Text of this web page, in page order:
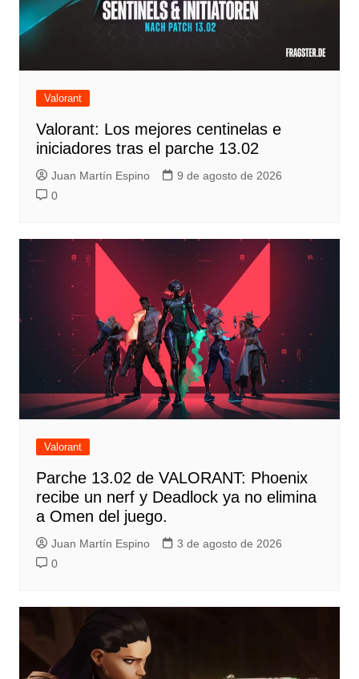
Valorant
Valorant: Los mejores centinelas e
iniciadores tras el parche 13.02
Juan Martín Espino
9 de agosto de 2026
0
Valorant
Parche 13.02 de VALORANT: Phoenix
recibe un nerf y Deadlock ya no elimina
a Omen del juego.
Juan Martín Espino
3 de agosto de 2026
0